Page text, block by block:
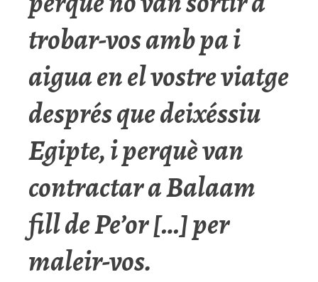
trobar-vos amb pa i
aigua en el vostre viatge
després que deixéssiu
Egipte, i perquè van
contractar aBalaam
fill dePe’or[…] per
maleir-vos.